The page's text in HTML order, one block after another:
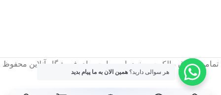
تمامی حقوق مالکیت معنوی این ‌سایت برای فروشگاه آنلاین محفوظ
است.
هر سوالی دارید؟ همین الان به ما پیام بدید